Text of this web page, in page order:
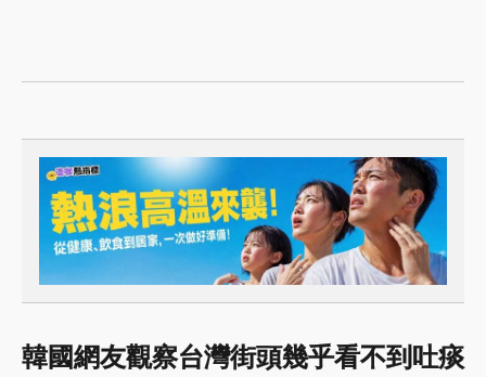
韓國網友觀察台灣街頭幾乎看不到吐痰